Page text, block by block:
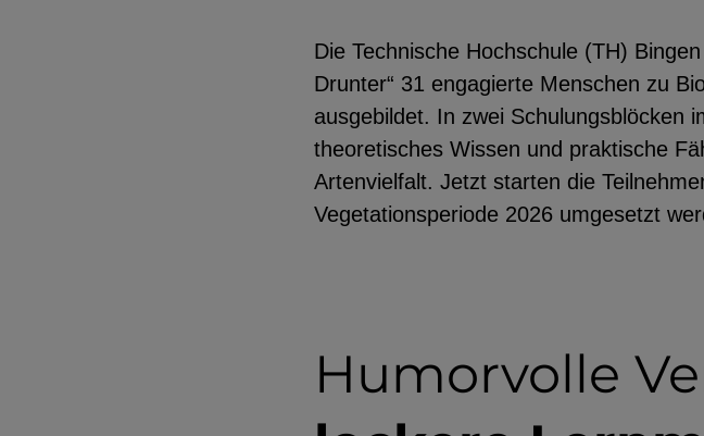
Die Technische Hochschule (TH)
Drunter“ 31 engagierte Menschen zu
ausgebildet. In zwei Schulungsblöcken
theoretisches Wissen und praktische
Artenvielfalt. Jetzt starten die
Vegetationsperiode 2026 umgesetzt
Humorvolle